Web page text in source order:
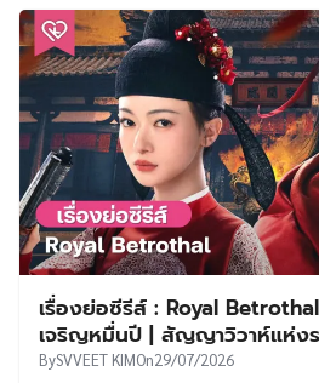
เรื่องย่อซีรีส์ : Royal
เจริญหมื่นปี | สัญญาวิวาห์แห่ง
BySVVEET KIMOn29/07/2026